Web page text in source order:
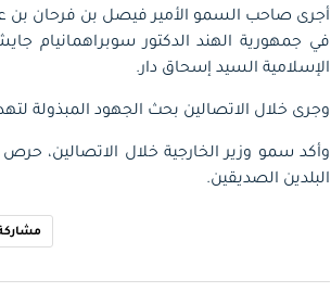
أجرى صاحب السمو الأمير فيصل بن فرحان بن
في جمهورية الهند الدكتور سوبراهمانيام
الإسلامية السيد إسحاق دار.
وجرى خلال الاتصالين بحث الجهود المبذولة
وأكد سمو وزير الخارجية خلال الاتصالين، حرص
البلدين الصديقين.